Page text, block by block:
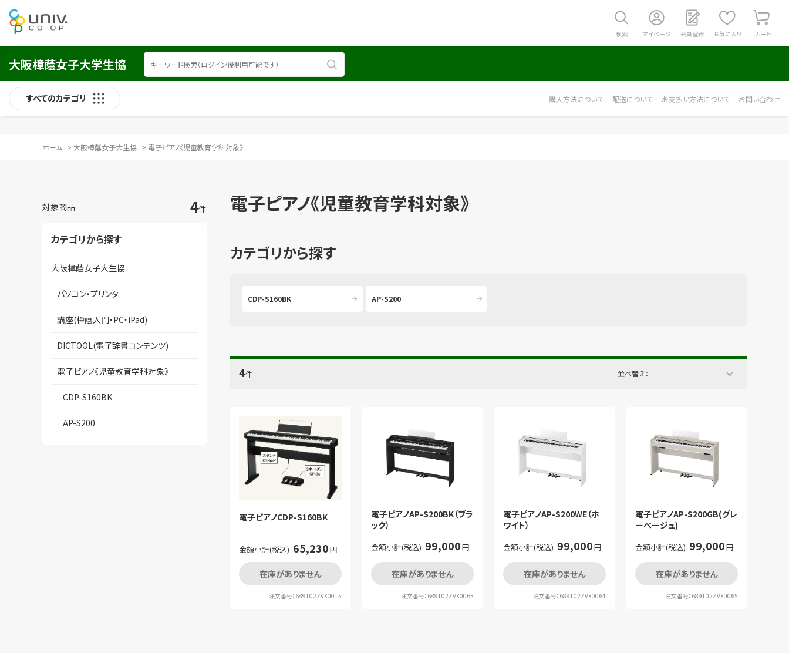
検索 マイページ 会員登録 お気に入り カート
大阪樟蔭女子大学生協
すべてのカテゴリ 購入方法について 配送について お支払い方法について お問い合わせ
ホーム > 大阪樟蔭女子大生協 > 電子ピアノ《児童教育学科対象》
対象商品 4件
カテゴリから探す
大阪樟蔭女子大生協
パソコン・プリンタ
講座(樟蔭入門・PC・iPad)
DICTOOL(電子辞書コンテンツ)
電子ピアノ《児童教育学科対象》
CDP-S160BK
AP-S200
電子ピアノ《児童教育学科対象》
カテゴリから探す
CDP-S160BK AP-S200
4件 並べ替え：
電子ピアノCDP-S160BK
金額小計(税込) 65,230円
在庫がありません
注文番号：689102ZVX0015
電子ピアノAP-S200BK（ブラ
ック）
金額小計(税込) 99,000円
在庫がありません
注文番号：689102ZVX0063
電子ピアノAP-S200WE（ホ
ワイト）
金額小計(税込) 99,000円
在庫がありません
注文番号：689102ZVX0064
電子ピアノAP-S200GB(グレ
ーベージュ)
金額小計(税込) 99,000円
在庫がありません
注文番号：689102ZVX0065